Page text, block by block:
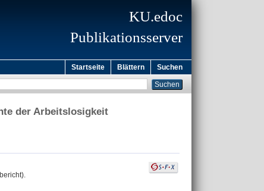
KU.edoc
Publikationsserver
Startseite Blättern Suchen
der Arbeitslosigkeit